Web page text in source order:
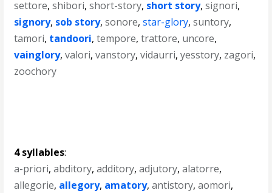
settore,shibori,short-story, short story,signori,
signory, sob story,sonore,star-glory,suntory,
tamori, tandoori,tempore,trattore, uncore,
vainglory,valori,vanstory,vidaurri,yesstory, zagori,
zoochory
4 syllables:
a-priori,abditory,additory,adjutory,alatorre,
allegorie, allegory, amatory,antistory,aomori,